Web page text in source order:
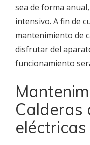
sea de forma
intensivo. A fin de
mantenimiento de
disfrutar del
funcionamiento
Calderas